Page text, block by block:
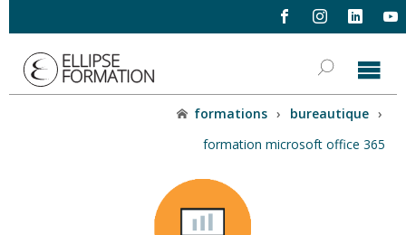
formations › bureautique ›
formation microsoft office 365